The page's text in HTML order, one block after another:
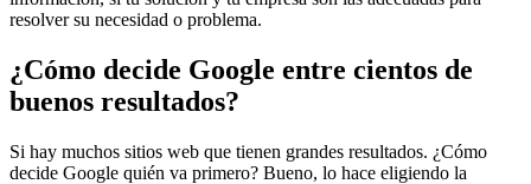
resolver su necesidad o problema.
¿Cómo decide Google entre cientos de
buenos resultados?
Si hay muchos sitios web que tienen grandes resultados. ¿Cómo
decide Google quién va primero? Bueno, lo hace eligiendo la